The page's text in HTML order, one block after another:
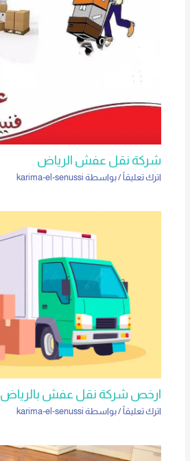
شركة نقل عفش الرياض
اترك تعليقاً / بواسطة karima-el-senussi
ارخص شركة نقل عفش بالرياض
اترك تعليقاً / بواسطة karima-el-senussi